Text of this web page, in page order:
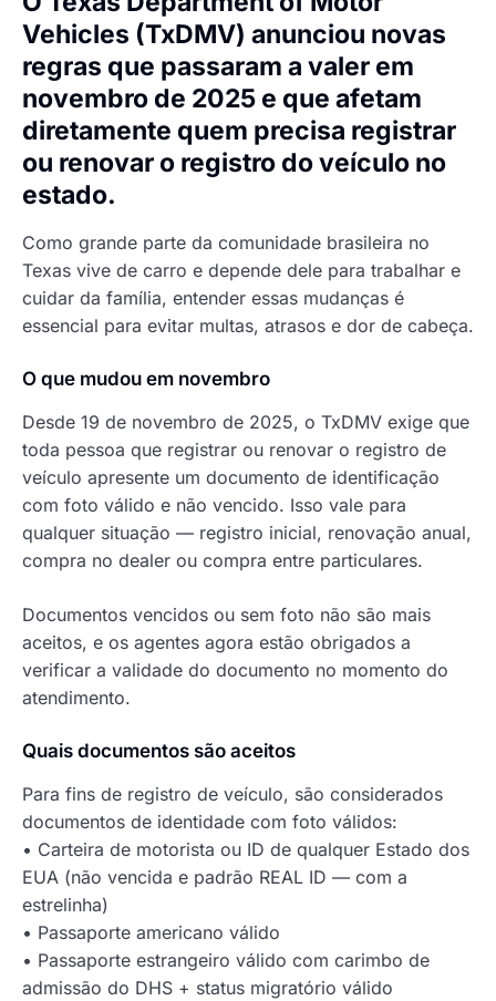
Vehicles (TxDMV) anunciou novas
regras que passaram a valer em
novembro de 2025 e que afetam
diretamente quem precisa registrar
ou renovar o registro do veículo no
estado.
Como grande parte da comunidade brasileira no
Texas vive de carro e depende dele para trabalhar e
cuidar da família, entender essas mudanças é
essencial para evitar multas, atrasos e dor de cabeça.
O que mudou em novembro
Desde 19 de novembro de 2025, o TxDMV exige que
toda pessoa que registrar ou renovar o registro de
veículo apresente um documento de identificação
com foto válido e não vencido. Isso vale para
qualquer situação — registro inicial, renovação anual,
compra no dealer ou compra entre particulares.
Documentos vencidos ou sem foto não são mais
aceitos, e os agentes agora estão obrigados a
verificar a validade do documento no momento do
atendimento.
Quais documentos são aceitos
Para fins de registro de veículo, são considerados
documentos de identidade com foto válidos:
• Carteira de motorista ou ID de qualquer Estado dos
EUA (não vencida e padrão REAL ID — com a
estrelinha)
• Passaporte americano válido
• Passaporte estrangeiro válido com carimbo de
admissão do DHS + status migratório válido